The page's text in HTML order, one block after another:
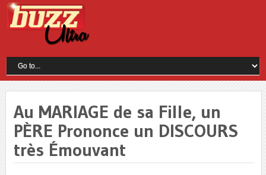
Au MARIAGE de sa Fille, un
PÈRE Prononce un DISCOURS
très Émouvant